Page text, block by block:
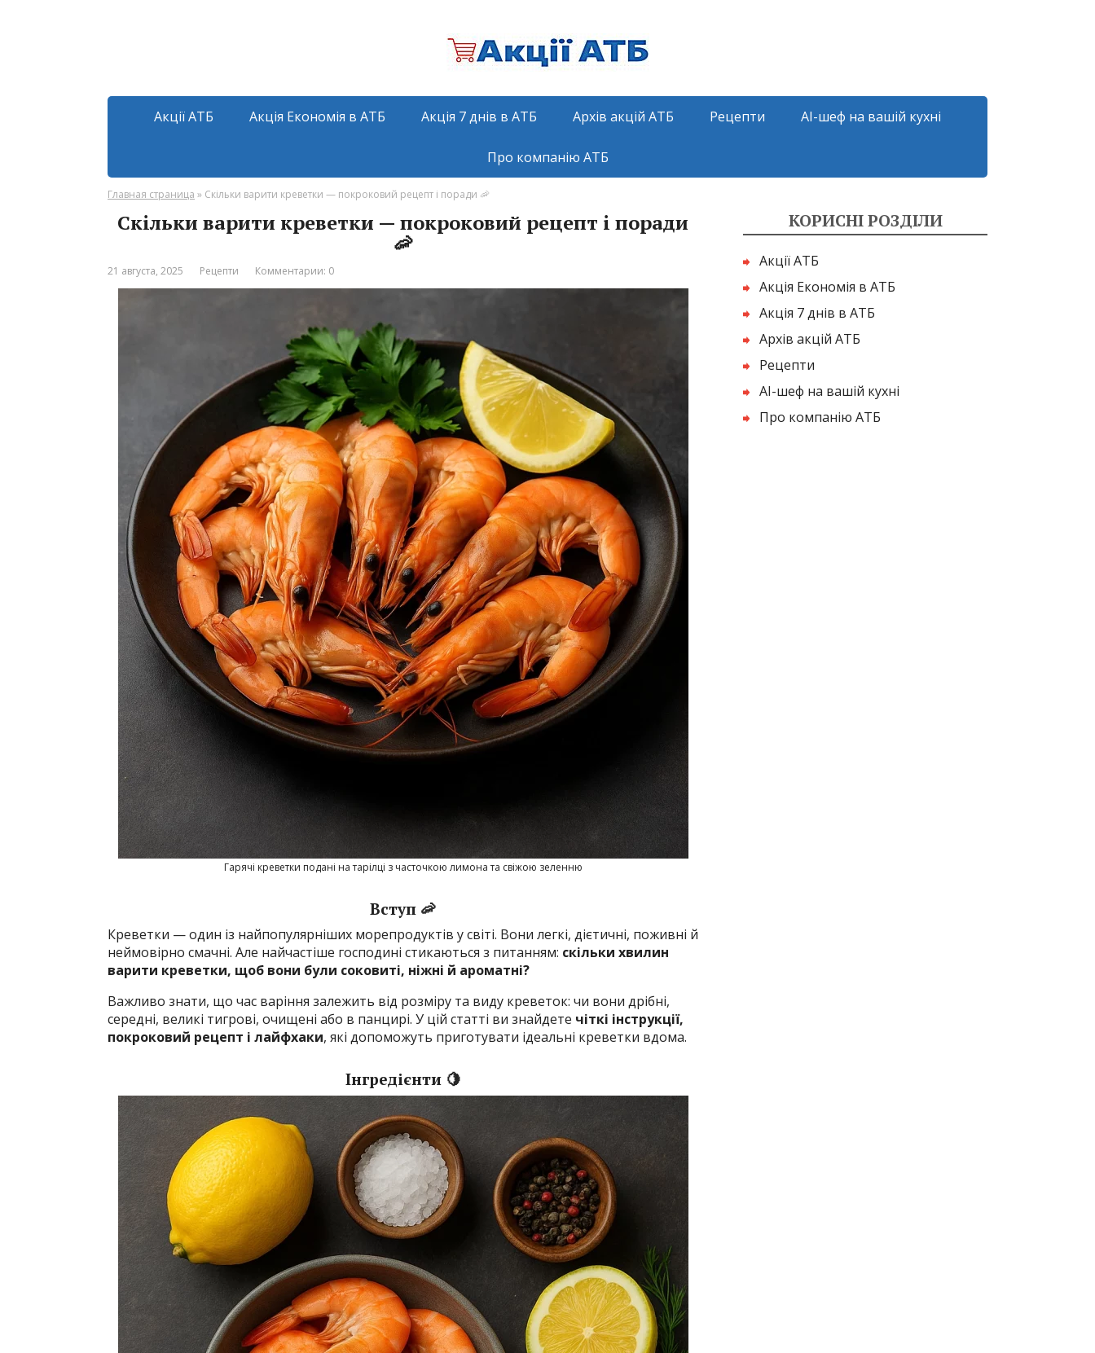
Акції АТБ Акція Економія в АТБ Акція 7 днів в АТБ Архів акцій АТБ Рецепти AI-шеф на вашій кухні
Про компанію АТБ
Главная страница » Скільки варити креветки — покроковий рецепт і поради 🦐
Скільки варити креветки — покроковий рецепт і поради
🦐
21 августа, 2025 Рецепти Комментарии: 0
Гарячі креветки подані на тарілці з часточкою лимона та свіжою зеленню
Вступ 🦐
Креветки — один із найпопулярніших морепродуктів у світі. Вони легкі, дієтичні, поживні й
неймовірно смачні. Але найчастіше господині стикаються з питанням: скільки хвилин
варити креветки, щоб вони були соковиті, ніжні й ароматні?
Важливо знати, що час варіння залежить від розміру та виду креветок: чи вони дрібні,
середні, великі тигрові, очищені або в панцирі. У цій статті ви знайдете чіткі інструкції,
покроковий рецепт і лайфхаки, які допоможуть приготувати ідеальні креветки вдома.
Інгредієнти 🍋
КОРИСНІ РОЗДІЛИ
Акції АТБ
Акція Економія в АТБ
Акція 7 днів в АТБ
Архів акцій АТБ
Рецепти
AI-шеф на вашій кухні
Про компанію АТБ